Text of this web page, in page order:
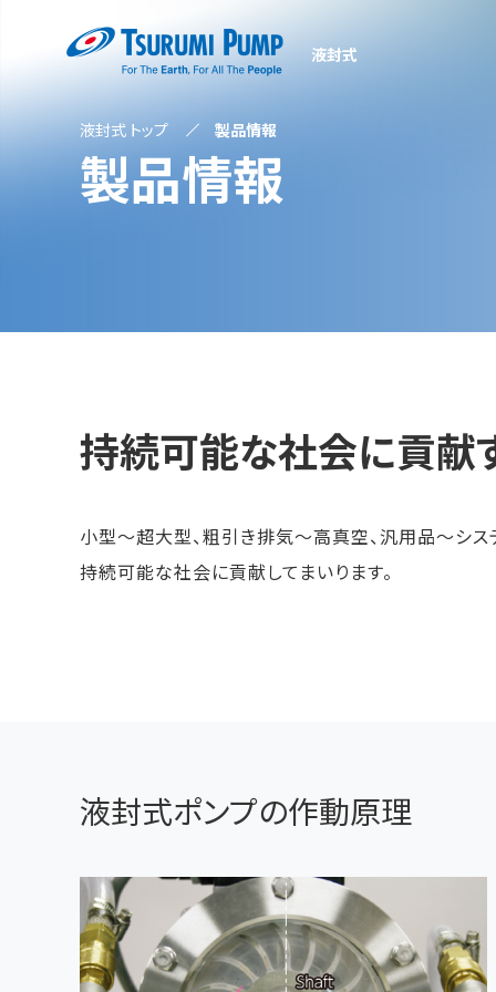
液封式
液封式 トップ 製品情報
製品情報
持続可能な社会に貢献
小型～超大型、粗引き排気～高真空、汎用品～シス
持続可能な社会に貢献してまいります。
液封式ポンプの作動原理